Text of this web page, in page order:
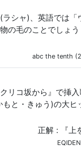
ラシャ)、英語では「
の毛のことでしょう
abc the tenth
リコ坂から』で挿
と・きゅう)の大ヒ
正解 : 『上